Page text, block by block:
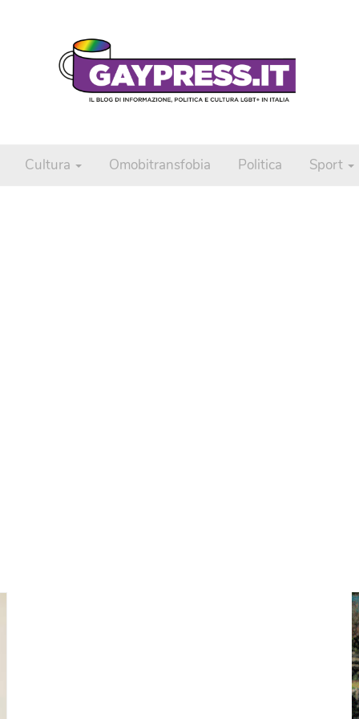
Cultura Omobitransfobia Politica Sport